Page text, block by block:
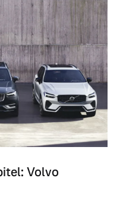
Volvo